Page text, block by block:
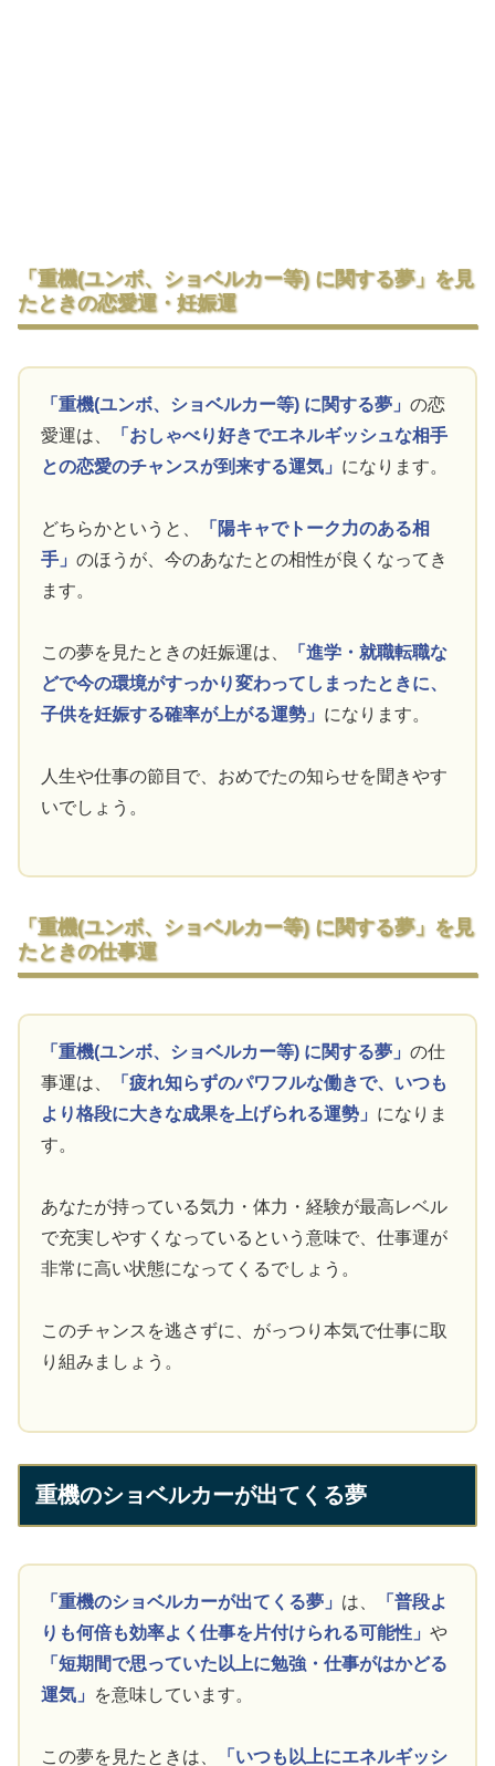
「重機(ユンボ、ショベルカー等) に関する夢」を見
たときの恋愛運・妊娠運
「重機(ユンボ、ショベルカー等) に関する夢」の恋
愛運は、
「おしゃべり好きでエネルギッシュな相手
との恋愛のチャンスが到来する運気」 になります。
どちらかというと、
「陽キャでトーク力のある相
手」のほうが、今のあなたとの相性が良くなってき
ます。
この夢を見たときの妊娠運は、
「進学・就職転職な
どで今の環境がすっかり変わってしまったときに、
子供を妊娠する確率が上がる運勢」 になります。
人生や仕事の節目で、おめでたの知らせを聞きやす
いでしょう。
「重機(ユンボ、ショベルカー等) に関する夢」を見
たときの仕事運
「重機(ユンボ、ショベルカー等) に関する夢」の仕
事運は、
「疲れ知らずのパワフルな働きで、いつも
より格段に大きな成果を上げられる運勢」 になりま
す。
あなたが持っている気力・体力・経験が最高レベル
で充実しやすくなっているという意味で、仕事運が
非常に高い状態になってくるでしょう。
このチャンスを逃さずに、がっつり本気で仕事に取
り組みましょう。
重機のショベルカーが出てくる夢
「重機のショベルカーが出てくる夢」 は、
「普段よ
りも何倍も効率よく仕事を片付けられる可能性」や
「短期間で思っていた以上に勉強・仕事がはかどる
運気」
を意味しています。
この夢を見たときは、 「いつも以上にエネルギッシ